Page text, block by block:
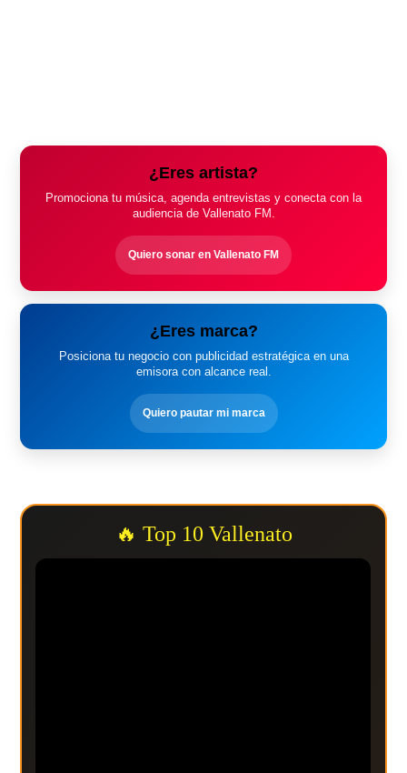
¿Eres artista?
Promociona tu música, agenda entrevistas y conecta con la
audiencia de Vallenato FM.
Quiero sonar en Vallenato FM
¿Eres marca?
Posiciona tu negocio con publicidad estratégica en una
emisora con alcance real.
Quiero pautar mi marca
🔥 Top 10 Vallenato